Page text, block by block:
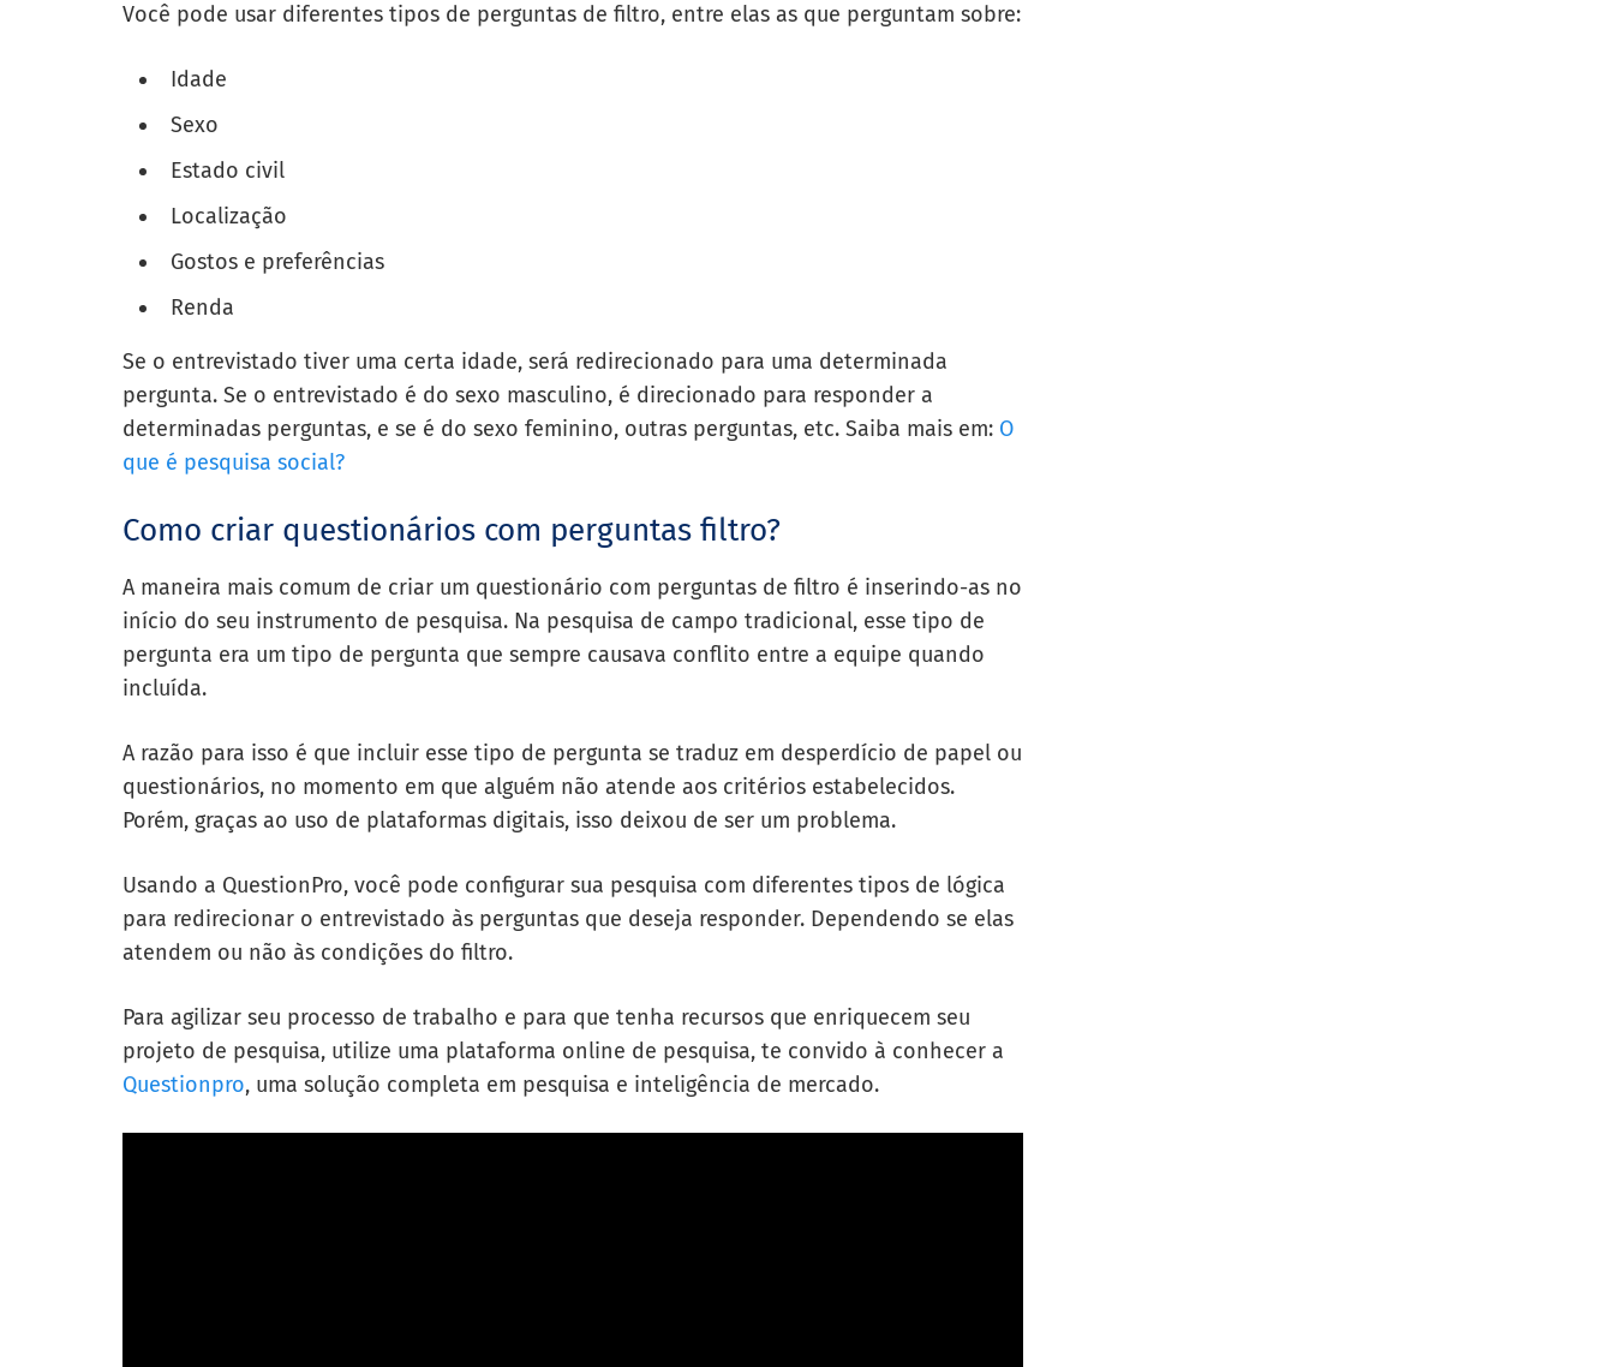
Você pode usar diferentes tipos de perguntas de filtro, entre elas as que perguntam sobre:
Idade
Sexo
Estado civil
Localização
Gostos e preferências
Renda
Se o entrevistado tiver uma certa idade, será redirecionado para uma determinada
pergunta. Se o entrevistado é do sexo masculino, é direcionado para responder a
determinadas perguntas, e se é do sexo feminino, outras perguntas, etc. Saiba mais em: O
que é pesquisa social?
Como criar questionários com perguntas filtro?
A maneira mais comum de criar um questionário com perguntas de filtro é inserindo-as no
início do seu instrumento de pesquisa. Na pesquisa de campo tradicional, esse tipo de
pergunta era um tipo de pergunta que sempre causava conflito entre a equipe quando
incluída.
A razão para isso é que incluir esse tipo de pergunta se traduz em desperdício de papel ou
questionários, no momento em que alguém não atende aos critérios estabelecidos.
Porém, graças ao uso de plataformas digitais, isso deixou de ser um problema.
Usando a QuestionPro, você pode configurar sua pesquisa com diferentes tipos de lógica
para redirecionar o entrevistado às perguntas que deseja responder. Dependendo se elas
atendem ou não às condições do filtro.
Para agilizar seu processo de trabalho e para que tenha recursos que enriquecem seu
projeto de pesquisa, utilize uma plataforma online de pesquisa, te convido à conhecer a
Questionpro, uma solução completa em pesquisa e inteligência de mercado.